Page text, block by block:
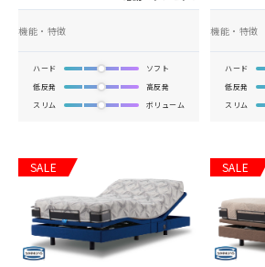
機能・特徴
ハード
ソフト
低反発
高反発
スリム
ボリューム
機能・特徴
ハード
低反発
スリム
SALE SALE